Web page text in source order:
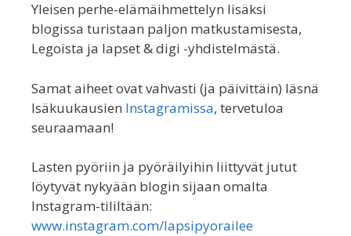
Yleisen perhe-elämäihmettelyn lisäksi
blogissa turistaan paljon matkustamisesta,
Legoista ja lapset & digi -yhdistelmästä.
Samat aiheet ovat vahvasti (ja päivittäin) läsnä
Isäkuukausien Instagramissa, tervetuloa
seuraamaan!
Lasten pyöriin ja pyöräilyihin liittyvät jutut
löytyvät nykyään blogin sijaan omalta
Instagram-tililtään:
www.instagram.com/lapsipyorailee